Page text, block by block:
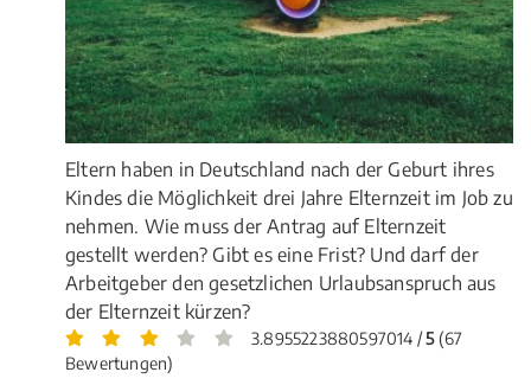
Eltern haben in Deutschland nach der Geburt ihres
Kindes die Möglichkeit drei Jahre Elternzeit im Job zu
nehmen. Wie muss der Antrag auf Elternzeit
gestellt werden? Gibt es eine Frist? Und darf der
Arbeitgeber den gesetzlichen Urlaubsanspruch aus
der Elternzeit kürzen?
3.8955223880597014 /5(67
Bewertungen)